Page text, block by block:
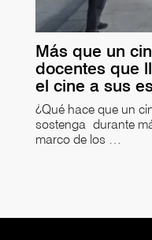
Más que un
docentes que
el cine a sus
¿Qué hace que un
sostenga durante
marco de los …